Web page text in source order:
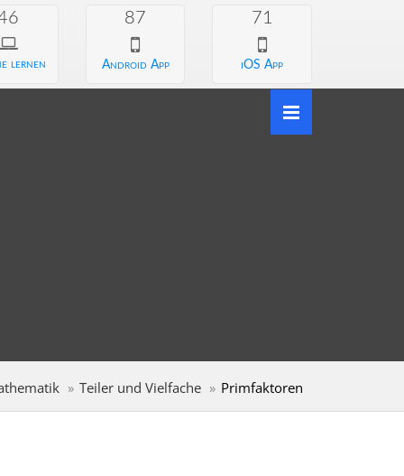
lernen
87
Android App
71
iOS App
Teiler und Vielfache Primfaktoren